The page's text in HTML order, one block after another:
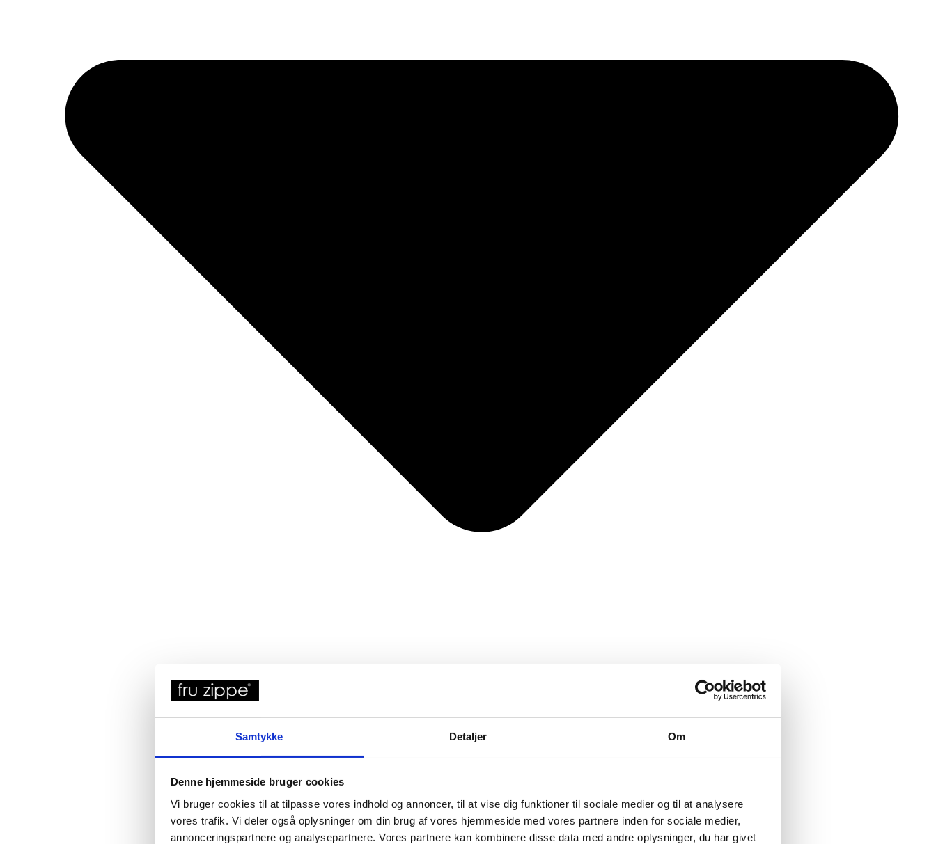
Samtykke Detaljer Om
Denne hjemmeside bruger cookies
Vi bruger cookies til at tilpasse vores indhold og annoncer, til at vise dig funktioner til sociale medier og til at analysere
vores trafik. Vi deler også oplysninger om din brug af vores hjemmeside med vores partnere inden for sociale medier,
annonceringspartnere og analysepartnere. Vores partnere kan kombinere disse data med andre oplysninger, du har givet